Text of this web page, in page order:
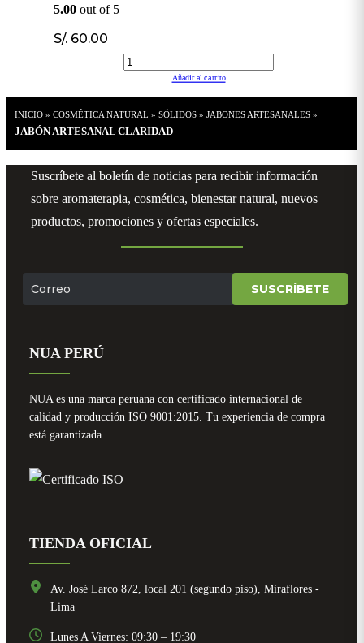
5.00out of 5
S/.60.00
Añadir al carrito
INICIO » COSMÉTICA NATURAL » SÓLIDOS » JABONES ARTESANALES »
JABÓN ARTESANAL CLARIDAD
Suscríbete al boletín de noticias para recibir información
sobre aromaterapia, cosmética, bienestar natural, nuevos
productos, promociones y ofertas especiales.
SUSCRÍBETE
NUA PERÚ
NUA es una marca peruana con certificado internacional de
calidad y producción ISO 9001:2015. Tu experiencia de compra
está garantizada.
TIENDA OFICIAL
Av. José Larco 872, local 201 (segundo piso), Miraflores -
Lima
Lunes A Viernes: 09:30 – 19:30